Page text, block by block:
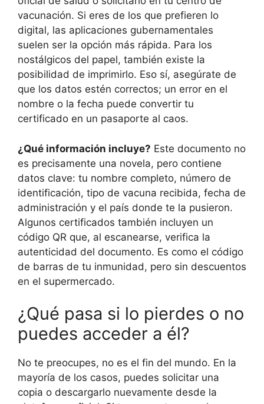
vacunación. Si eres de los que prefieren lo
digital, las aplicaciones gubernamentales
suelen ser la opción más rápida. Para los
nostálgicos del papel, también existe la
posibilidad de imprimirlo. Eso sí, asegúrate de
que los datos estén correctos; un error en el
nombre o la fecha puede convertir tu
certificado en un pasaporte al caos.
¿Qué información incluye? Este documento no
es precisamente una novela, pero contiene
datos clave: tu nombre completo, número de
identificación, tipo de vacuna recibida, fecha de
administración y el país donde te la pusieron.
Algunos certificados también incluyen un
código QR que, al escanearse, verifica la
autenticidad del documento. Es como el código
de barras de tu inmunidad, pero sin descuentos
en el supermercado.
¿Qué pasa si lo pierdes o no
puedes acceder a él?
No te preocupes, no es el fin del mundo. En la
mayoría de los casos, puedes solicitar una
copia o descargarlo nuevamente desde la